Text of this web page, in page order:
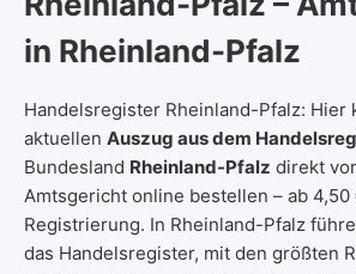
in Rheinland-Pfalz
Handelsregister Rheinland-Pfalz: Hier
aktuellen Auszug aus dem
Bundesland Rheinland-Pfalz direkt
Amtsgericht online bestellen – ab 4,50
Registrierung. In Rheinland-Pfalz
das Handelsregister, mit den größten